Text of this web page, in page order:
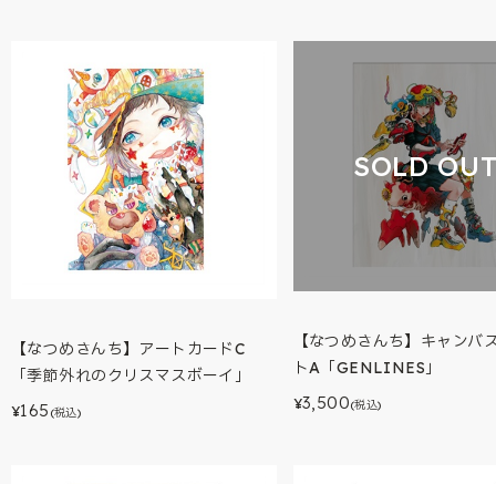
【なつめさんち】アートカードC
「季節外れのクリスマスボーイ」
¥165 (税込)
SOLD
【なつめさんち】キャンバ
トA「GENLINES」
¥3,500(税込)